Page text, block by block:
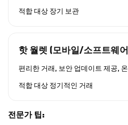
적합 대상 장기 보관
핫 월렛 (모바일/소프트웨
편리한 거래, 보안 업데이트 제공,
적합 대상 정기적인 거래
전문가 팁: